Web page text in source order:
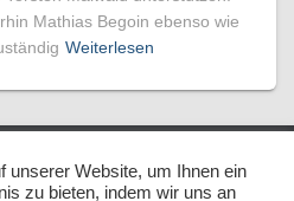
Mathias Begoin ebenso wie
Weiterlesen
DATENSCHUTZ
unserer Website, um Ihnen ein
zu bieten, indem wir uns an